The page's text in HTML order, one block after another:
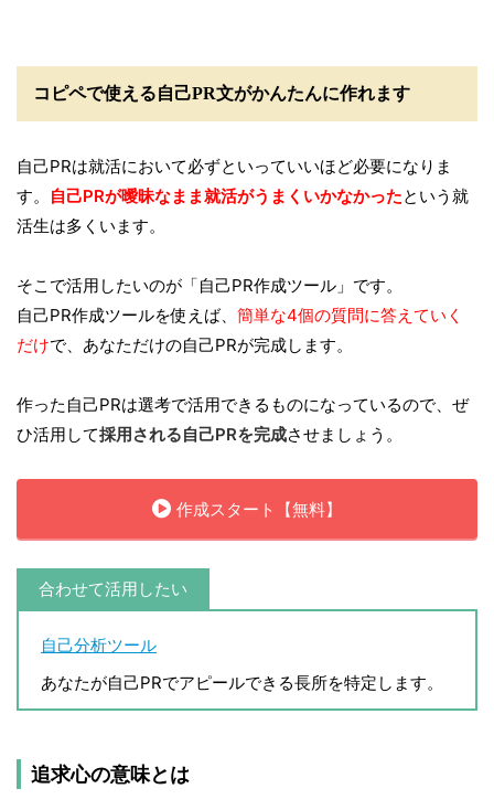
コピペで使える自己PR文がかんたんに作れます
自己PRは就活において必ずといっていいほど必要になりま
す。
自己PRが曖昧なまま就活がうまくいかなかったという就
活生は多くいます。
そこで活用したいのが「自己PR作成ツール」です。
自己PR作成ツールを使えば、 簡単な4個の質問に答えていく
だけで、あなただけの自己PRが完成します。
作った自己PRは選考で活用できるものになっているので、ぜ
ひ活用して採用される自己PRを完成させましょう。
作成スタート【無料】
合わせて活用したい
自己分析ツール
あなたが自己PRでアピールできる長所を特定します。
追求心の意味とは